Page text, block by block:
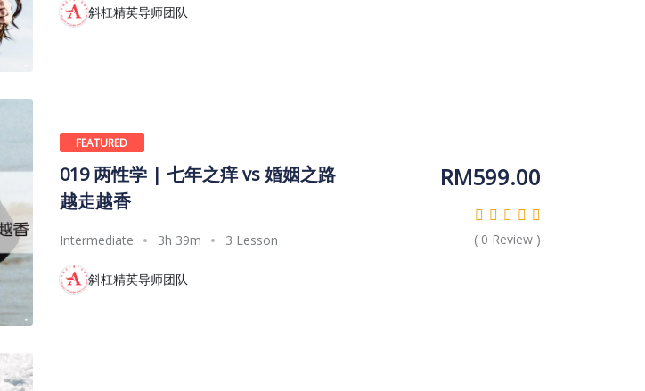
斜杠精英导师团队
FEATURED
019 两性学 | 七年之痒 vs 婚姻之路
越走越香
Intermediate 3h 39m 3 Lesson
斜杠精英导师团队
RM599.00
( 0 Review )